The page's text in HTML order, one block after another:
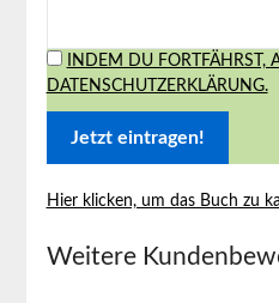
INDEM DU FORTFÄHRST,
DATENSCHUTZERKLÄRUNG.
Hier klicken, um‍ das Buch⁢ zu
Weitere